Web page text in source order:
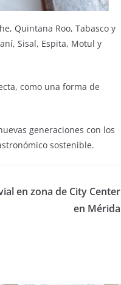
Quintana Roo, Tabasco y
Sisal, Espita, Motul y
como una forma de
generaciones con los
sostenible.
en zona de City Center
en Mérida